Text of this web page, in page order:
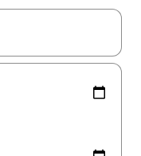
或通过点击或滑动手势